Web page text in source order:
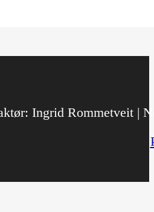
Ingrid Rommetveit |